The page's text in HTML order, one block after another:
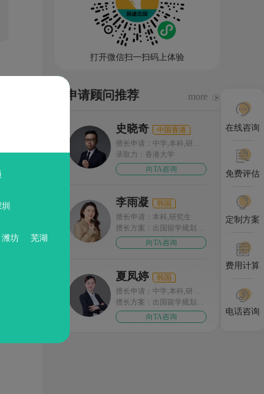
潍坊
芜湖
打开微信扫一扫码上体验
申请顾问推荐 more
史晓奇
中国香港
擅长申请：中学,本科,研究
生
录取力：香港大学
向TA咨询
李雨凝
韩国
擅长申请：本科,研究生
擅长方案：出国留学规划，
申请规划向TA咨询
夏凤婷
韩国
擅长申请：中学,本科,研究
生
擅长方案：出国留学规划，
申请规划向TA咨询
在线咨询
免费评估
定制方案
费用计算
电话咨询